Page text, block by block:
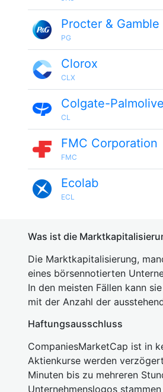
Procter & Gamble
PG
Clorox
CLX
Colgate-Palmolive
CL
FMC Corporation
FMC
Ecolab
ECL
Was ist die
Die Marktkapitalisierung,
eines börsennotierten
In den meisten Fällen kann
mit der Anzahl der
Haftungsausschluss
CompaniesMarketCap ist in
Aktienkurse werden
Minuten bis zu mehreren
Unternehmenslogos